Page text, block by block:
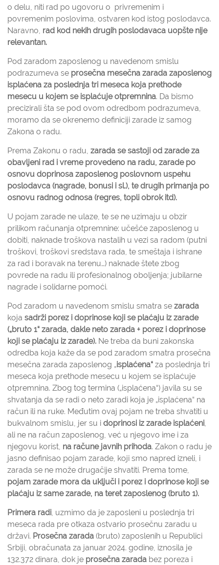
o delu, niti rad po ugovoru o privremenim i
povremenim poslovima, ostvaren kod istog poslodavca.
Naravno, rad kod nekih drugih poslodavaca uopšte nije
relevantan.
Pod zaradom zaposlenog u navedenom smislu
podrazumeva se prosečna mesečna zarada zaposlenog
isplaćena za poslednja tri meseca koja prethode
mesecu u kojem se isplaćuje otpremnina. Da bismo
precizirali šta se pod ovom odredbom podrazumeva,
moramo da se okrenemo definiciji zarade iz samog
Zakona o radu.
Prema Zakonu o radu, zarada se sastoji od zarade za
obavljeni rad i vreme provedeno na radu, zarade po
osnovu doprinosa zaposlenog poslovnom uspehu
poslodavca (nagrade, bonusi i sl.), te drugih primanja po
osnovu radnog odnosa (regres, topli obrok itd).
U pojam zarade ne ulaze, te se ne uzimaju u obzir
prilikom računanja otpremnine: učešće zaposlenog u
dobiti, naknade troškova nastalih u vezi sa radom (putni
troškovi, troškovi sredstava rada, te smeštaja i ishrane
za rad i boravak na terenu…) naknade štete zbog
povrede na radu ili profesionalnog oboljenja; jubilarne
nagrade i solidarne pomoći.
Pod zaradom u navedenom smislu smatra se zarada
koja sadrži porez i doprinose koji se plaćaju iz zarade
(„bruto 1“ zarada, dakle neto zarada + porez i doprinose
koji se plaćaju iz zarade). Ne treba da buni zakonska
odredba koja kaže da se pod zaradom smatra prosečna
mesečna zarada zaposlenog „isplaćena“ za poslednja tri
meseca koja prethode mesecu u kojem se isplaćuje
otpremnina. Zbog tog termina („isplaćena“) javila su se
shvatanja da se radi o neto zaradi koja je „isplaćena“ na
račun ili na ruke. Međutim ovaj pojam ne treba shvatiti u
bukvalnom smislu, jer su i doprinosi iz zarade isplaćeni,
ali ne na račun zaposlenog, već u njegovo ime i za
njegovu korist, na račune javnih prihoda. Zakon o radu je
jasno definisao pojam zarade, koji smo napred izneli, i
zarada se ne može drugačije shvatiti. Prema tome,
pojam zarade mora da uključi i porez i doprinose koji se
plaćaju iz same zarade, na teret zaposlenog (bruto 1).
Primera radi, uzmimo da je zaposleni u poslednja tri
meseca rada pre otkaza ostvario prosečnu zaradu u
državi. Prosečna zarada (bruto) zaposlenih u Republici
Srbiji, obračunata za januar 2024. godine, iznosila je
132.372 dinara, dok je prosečna zarada bez poreza i